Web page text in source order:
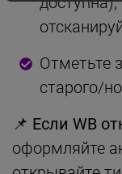
Отметьте
старого/
📌 Если WB
оформляйте